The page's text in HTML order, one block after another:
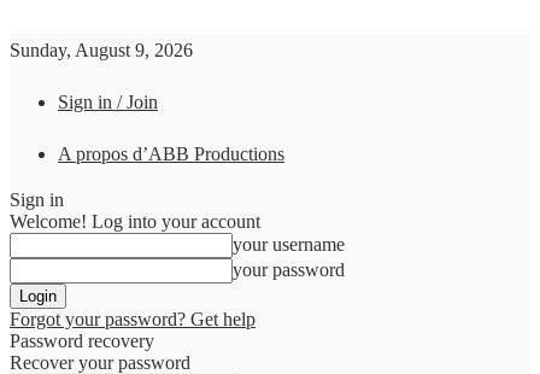
Sunday, August 9, 2026
Sign in / Join
A propos d’ABB Productions
Sign in
Welcome! Log into your account
your username
your password
Forgot your password? Get help
Password recovery
Recover your password